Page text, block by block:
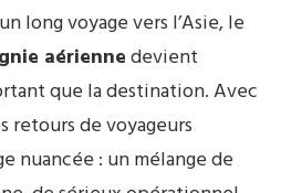
long voyage vers l’Asie, le
aériennedevient
que la destination. Avec
retours de voyageurs
nuancée : un mélange de